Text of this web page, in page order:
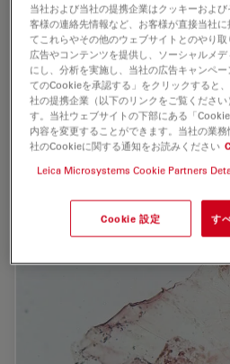
レーザーマイクロダイ
小動物などの解剖を行うとき、顕
ものぞくことがあります。 ライカ
は、さまざまな顕微鏡と幅広い解
ーから選ぶことができるため、ニ
ーションを見つけることができま
当社および当社の提携企業はクッキーおよ
客様の連絡先情報など、お客様が直接当社
てこれらやその他のウェブサイトとのやり
広告やコンテンツを提供し、ソーシャルメ
にし、分析を実施し、当社の広告キャンペ
てのCookieを承認する」をクリックすると
社の提携企業（以下のリンクをご覧くださ
す。当社ウェブサイトの下部にある「
内容を変更することができます。当社の業
社のCookieに関する通知をお読みください
Leica Microsystems Cookie Partners
Cookie 設定 す